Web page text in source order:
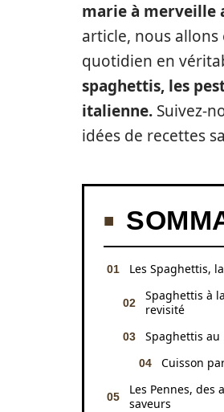
marie à merveille
article, nous
quotidien en
spaghettis, les
italienne. Suivez-
idées de recettes
Les Spaghettis,
Spaghettis à
revisité
Spaghettis
Cuisson
Les Pennes, des
saveurs